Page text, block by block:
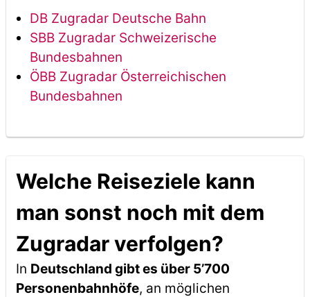
DB Zugradar Deutsche Bahn
SBB Zugradar Schweizerische
Bundesbahnen
ÖBB Zugradar Österreichischen
Bundesbahnen
Welche Reiseziele kann
man sonst noch mit dem
Zugradar verfolgen?
In Deutschland gibt es über 5’700
Personenbahnhöfe, an möglichen